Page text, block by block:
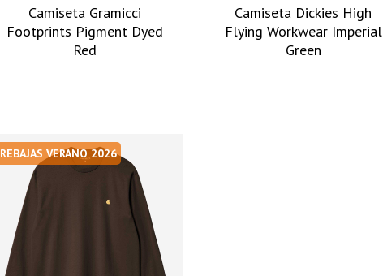
Camiseta Gramicci
Footprints Pigment Dyed
Red
Camiseta Dickies High
Flying Workwear Imperial
Green
REBAJAS VERANO 2026